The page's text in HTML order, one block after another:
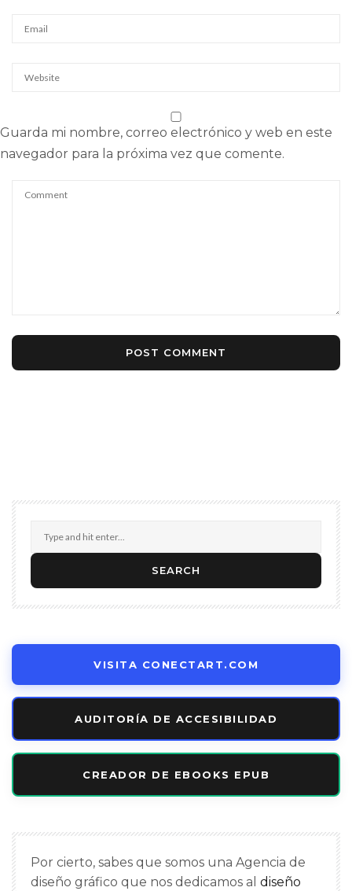
Guarda mi nombre, correo electrónico y web en este
navegador para la próxima vez que comente.
VISITA CONECTART.COM
AUDITORÍA DE ACCESIBILIDAD
CREADOR DE EBOOKS EPUB
Por cierto, sabes que somos una Agencia de
diseño gráfico que nos dedicamos al diseño